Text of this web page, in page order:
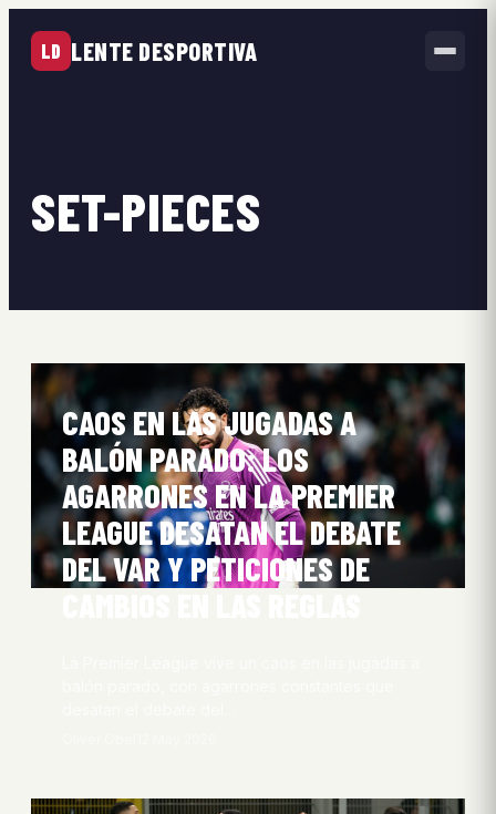
LD LENTE DESPORTIVA
SET-PIECES
CAOS EN LAS JUGADAS A
BALÓN PARADO: LOS
AGARRONES EN LA PREMIER
LEAGUE DESATAN EL DEBATE
DEL VAR Y PETICIONES DE